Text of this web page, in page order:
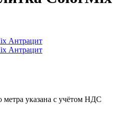
метра указана с учётом НДС